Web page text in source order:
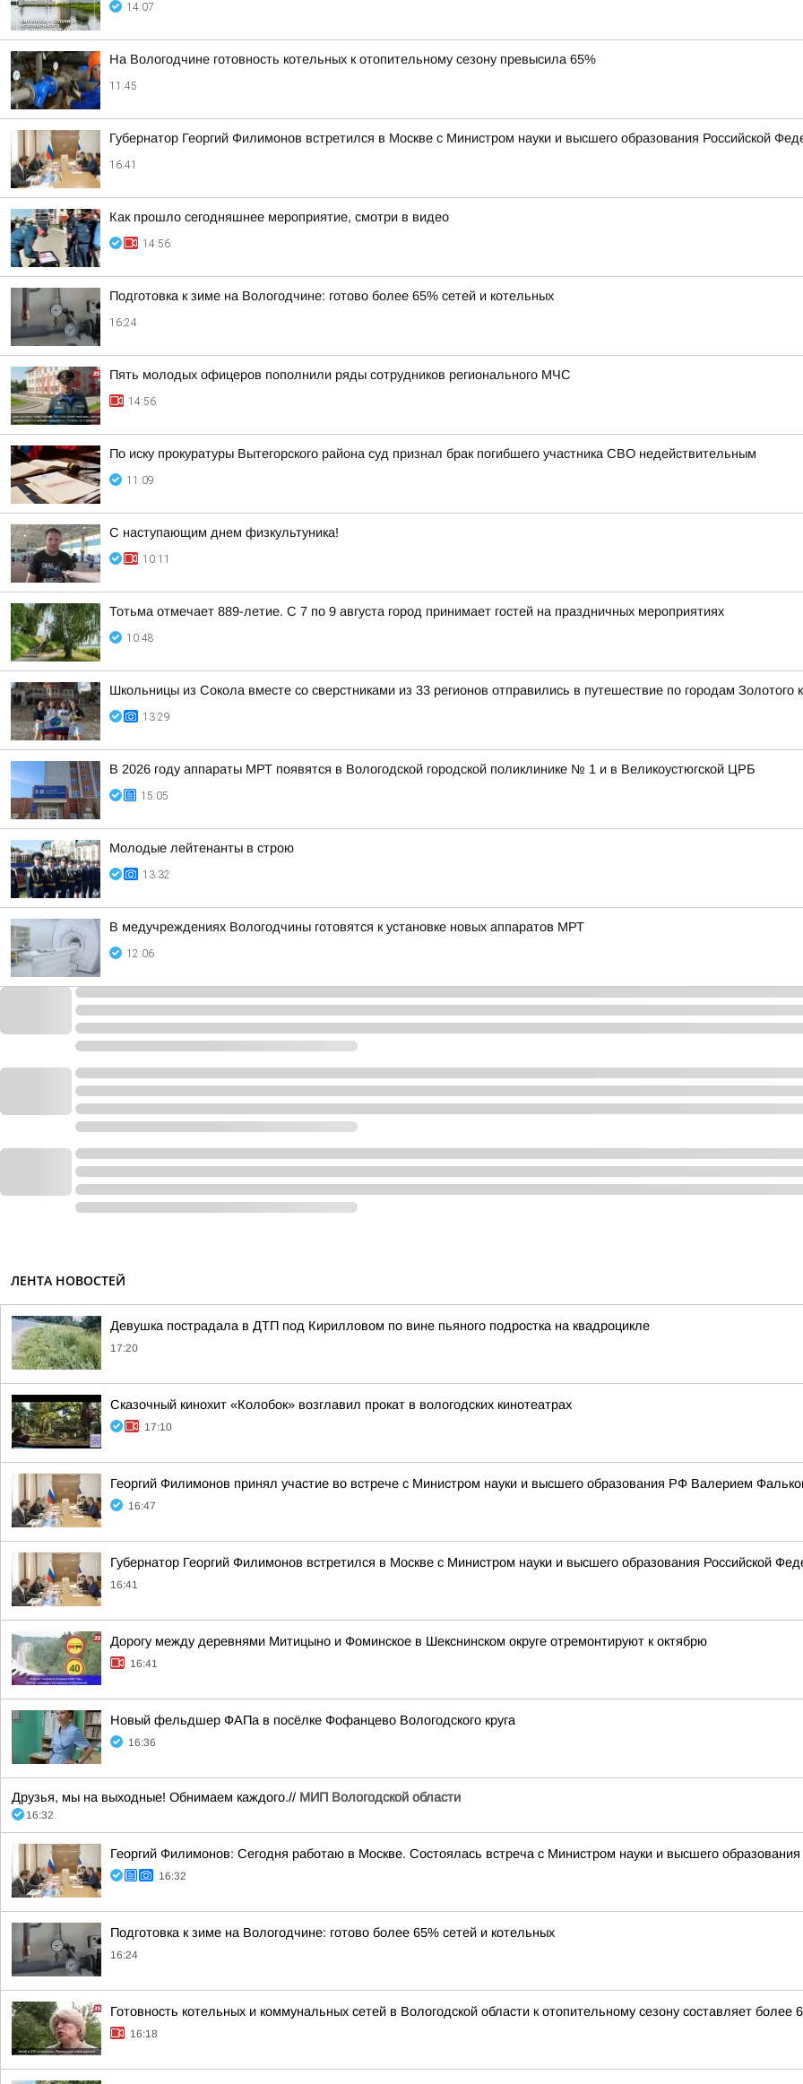
14:07
На Вологодчине готовность котельных к отопительному сезону превысила 65%
11:45
Губернатор Георгий Филимонов встретился в Москве с Министром науки и высшего образования Российской
16:41
Как прошло сегодняшнее мероприятие, смотри в видео
14:56
Подготовка к зиме на Вологодчине: готово более 65% сетей и котельных
16:24
Пять молодых офицеров пополнили ряды сотрудников регионального МЧС
14:56
По иску прокуратуры Вытегорского района суд признал брак погибшего участника СВО недействительным
11:09
С наступающим днем физкультуника!
10:11
Тотьма отмечает 889-летие. С 7 по 9 августа город принимает гостей на праздничных мероприятиях
10:48
Школьницы из Сокола вместе со сверстниками из 33 регионов отправились в путешествие по городам Золотого
13:29
В 2026 году аппараты МРТ появятся в Вологодской городской поликлинике № 1 и в Великоустюгской ЦРБ
15:05
Молодые лейтенанты в строю
13:32
В медучреждениях Вологодчины готовятся к установке новых аппаратов МРТ
12:06
ЛЕНТА НОВОСТЕЙ
Девушка пострадала в ДТП под Кирилловом по вине пьяного подростка на квадроцикле
17:20
Сказочный кинохит «Колобок» возглавил прокат в вологодских кинотеатрах
17:10
Георгий Филимонов принял участие во встрече с Министром науки и высшего образования РФ Валерием
16:47
Губернатор Георгий Филимонов встретился в Москве с Министром науки и высшего образования Российской
16:41
Дорогу между деревнями Митицыно и Фоминское в Шекснинском округе отремонтируют к октябрю
16:41
Новый фельдшер ФАПа в посёлке Фофанцево Вологодского круга
16:36
Друзья, мы на выходные! Обнимаем каждого.// МИП Вологодской области
16:32
Георгий Филимонов: Сегодня работаю в Москве. Состоялась встреча с Министром науки и высшего
16:32
Подготовка к зиме на Вологодчине: готово более 65% сетей и котельных
16:24
Готовность котельных и коммунальных сетей в Вологодской области к отопительному сезону составляет более
16:18